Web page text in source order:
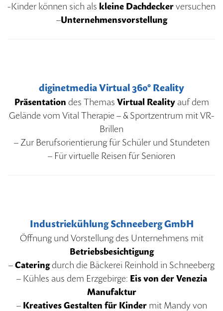
-Kinder können sich als kleine Dachdeckerversuchen
–Unternehmensvorstellung
diginetmedia Virtual 360° Reality
Präsentation des Themas Virtual Realityauf dem
Gelände vom Vital Therapie – & Sportzentrum mit VR-
Brillen
– Zur Berufsorientierung für Schüler und Stundeten
– Für virtuelle Reisen für Senioren
Industriekühlung Schneeberg GmbH
Öffnung und Vorstellung des Unternehmens mit
Betriebsbesichtigung
–Cateringdurch die Bäckerei Reinhold in Schneeberg
– Kühles aus dem Erzgebirge: Eis von der Venezia
Manufaktur
– Kreatives Gestalten für Kindermit Mandy von